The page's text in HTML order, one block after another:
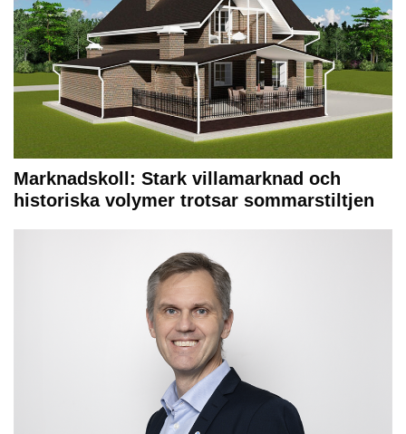
Marknadskoll: Stark villamarknad och
historiska volymer trotsar sommarstiltjen